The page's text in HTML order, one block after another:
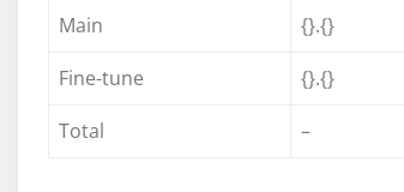
Main
{}.{}
Fine-tune
{}.{}
Total
–